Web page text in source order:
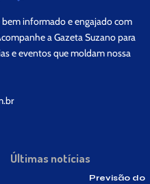
informado e engajado com
a Gazeta Suzano para
e eventos que moldam nossa
Últimas notícias
Previsão do